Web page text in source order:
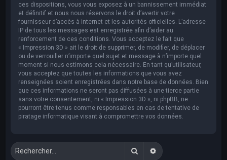
ces dispositions, vous vous exposez à un bannissement immédiat
et définitif et nous nous réservons le droit d’avertir votre
fournisseur d’accès à internet et les autorités officielles. L’adresse
IP de tous les messages est enregistrée afin d’aider au
renforcement de ces conditions. Vous acceptez le fait que
« Impression 3D » ait le droit de supprimer, de modifier, de déplacer
ou de verrouiller n’importe quel sujet et message à n’importe quel
moment si nous estimons cela nécessaire. En tant qu’utilisateur,
vous acceptez que toutes les informations que vous avez
renseignées soient enregistrées dans notre base de données. Bien
que ces informations ne seront pas diffusées à une tierce partie
sans votre consentement, ni « Impression 3D », ni phpBB, ne
pourront être tenus comme responsables en cas de tentative de
piratage informatique visant à compromettre vos données.
RechercherRecherche avancée